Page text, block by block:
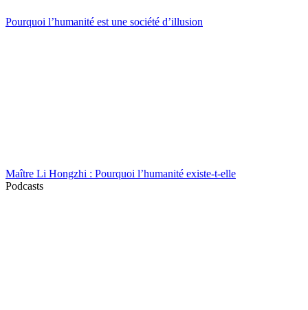
Pourquoi l’humanité est une société d’illusion
Maître Li Hongzhi : Pourquoi l’humanité existe-t-elle
Podcasts